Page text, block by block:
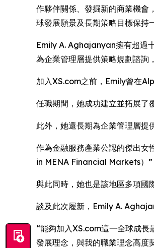
作夥伴關係、發掘新的商業機會
球發展願景及長期策略目標保持
Emily A. Aghajanyan擁有超過
為企業管理層提供策略規劃諮詢
加入XS.com之前，Emily曾在
任職期間，她成功建立並拓展了
此外，她還長期為企業管理層提
作為金融服務產業公認的傑出
in MENA Financial Markets）”
與此同時，她也是該地區多項國
談及此次履新，Emily A.
“能夠加入XS.com這一全球成
發展理念，與我的職業理念高度